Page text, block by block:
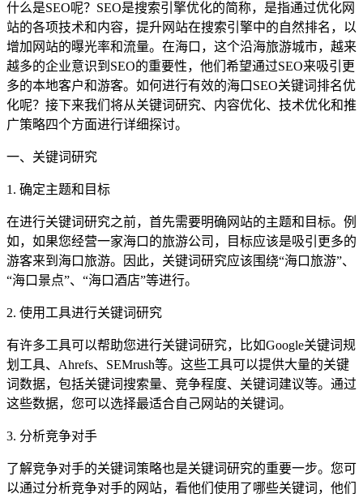
什么是SEO呢？SEO是搜索引擎优化的简称，是指通过优化网
站的各项技术和内容，提升网站在搜索引擎中的自然排名，以
增加网站的曝光率和流量。在海口，这个沿海旅游城市，越来
越多的企业意识到SEO的重要性，他们希望通过SEO来吸引更
多的本地客户和游客。如何进行有效的海口SEO关键词排名优
化呢？接下来我们将从关键词研究、内容优化、技术优化和推
广策略四个方面进行详细探讨。
一、关键词研究
1. 确定主题和目标
在进行关键词研究之前，首先需要明确网站的主题和目标。例
如，如果您经营一家海口的旅游公司，目标应该是吸引更多的
游客来到海口旅游。因此，关键词研究应该围绕“海口旅游”、
“海口景点”、“海口酒店”等进行。
2. 使用工具进行关键词研究
有许多工具可以帮助您进行关键词研究，比如Google关键词规
划工具、Ahrefs、SEMrush等。这些工具可以提供大量的关键
词数据，包括关键词搜索量、竞争程度、关键词建议等。通过
这些数据，您可以选择最适合自己网站的关键词。
3. 分析竞争对手
了解竞争对手的关键词策略也是关键词研究的重要一步。您可
以通过分析竞争对手的网站，看他们使用了哪些关键词，他们